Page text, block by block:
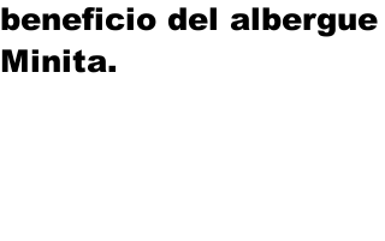
beneficio del albergue
Minita.